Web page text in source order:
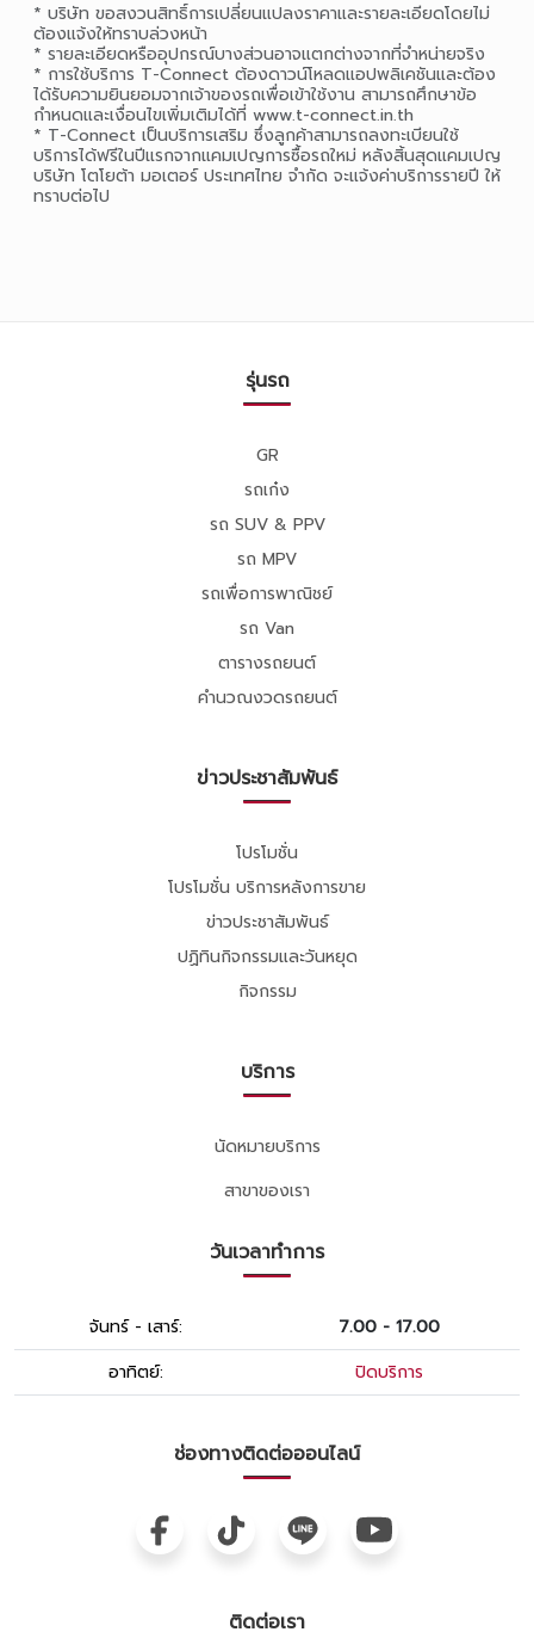
* บริษัท ขอสงวนสิทธิ์การเปลี่ยนแปลงราคาและรายละเอียดโดยไม่
ต้องแจ้งให้ทราบล่วงหน้า
* รายละเอียดหรืออุปกรณ์บางส่วนอาจแตกต่างจากที่จำหน่ายจริง
* การใช้บริการ T-Connect ต้องดาวน์โหลดแอปพลิเคชันและต้อง
ได้รับความยินยอมจากเจ้าของรถเพื่อเข้าใช้งาน สามารถศึกษาข้อ
กำหนดและเงื่อนไขเพิ่มเติมได้ที่ www.t-connect.in.th
* T-Connect เป็นบริการเสริม ซึ่งลูกค้าสามารถลงทะเบียนใช้
บริการได้ฟรีในปีแรกจากแคมเปญการซื้อรถใหม่ หลังสิ้นสุดแคมเปญ
บริษัท โตโยต้า มอเตอร์ ประเทศไทย จำกัด จะแจ้งค่าบริการรายปี ให้
ทราบต่อไป
รุ่นรถ
GR
รถเก๋ง
รถ SUV & PPV
รถ MPV
รถเพื่อการพาณิชย์
รถ Van
ตารางรถยนต์
คำนวณงวดรถยนต์
ข่าวประชาสัมพันธ์
โปรโมชั่น
โปรโมชั่น บริการหลังการขาย
ข่าวประชาสัมพันธ์
ปฏิทินกิจกรรมและวันหยุด
กิจกรรม
บริการ
นัดหมายบริการ
สาขาของเรา
วันเวลาทำการ
จันทร์ - เสาร์:
7.00 - 17.00
อาทิตย์:
ปิดบริการ
ช่องทางติดต่อออนไลน์
ติดต่อเรา